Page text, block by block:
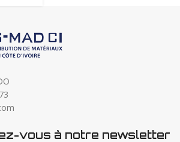
vous à notre newsletter